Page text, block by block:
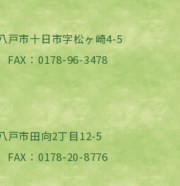
市十日市字松ヶ崎4-5
：0178-96-3478
市田向2丁目12-5
：0178-20-8776